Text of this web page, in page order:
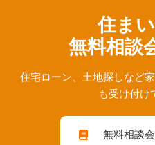
住ま
無料相談
住宅ローン、⼟地探しなど
も受け付け
無料相談